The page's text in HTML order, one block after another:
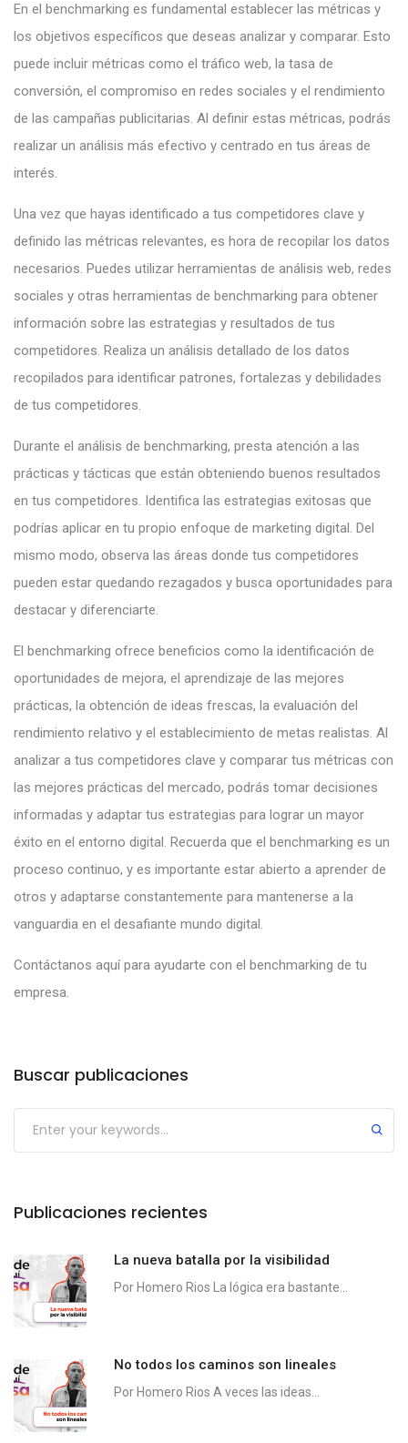
En el benchmarking es fundamental establecer las métricas y
los objetivos específicos que deseas analizar y comparar. Esto
puede incluir métricas como el tráfico web, la tasa de
conversión, el compromiso en redes sociales y el rendimiento
de las campañas publicitarias. Al definir estas métricas, podrás
realizar un análisis más efectivo y centrado en tus áreas de
interés.
Una vez que hayas identificado a tus competidores clave y
definido las métricas relevantes, es hora de recopilar los datos
necesarios. Puedes utilizar herramientas de análisis web, redes
sociales y otras herramientas de benchmarking para obtener
información sobre las estrategias y resultados de tus
competidores. Realiza un análisis detallado de los datos
recopilados para identificar patrones, fortalezas y debilidades
de tus competidores.
Durante el análisis de benchmarking, presta atención a las
prácticas y tácticas que están obteniendo buenos resultados
en tus competidores. Identifica las estrategias exitosas que
podrías aplicar en tu propio enfoque de marketing digital. Del
mismo modo, observa las áreas donde tus competidores
pueden estar quedando rezagados y busca oportunidades para
destacar y diferenciarte.
El benchmarking ofrece beneficios como la identificación de
oportunidades de mejora, el aprendizaje de las mejores
prácticas, la obtención de ideas frescas, la evaluación del
rendimiento relativo y el establecimiento de metas realistas. Al
analizar a tus competidores clave y comparar tus métricas con
las mejores prácticas del mercado, podrás tomar decisiones
informadas y adaptar tus estrategias para lograr un mayor
éxito en el entorno digital. Recuerda que el benchmarking es un
proceso continuo, y es importante estar abierto a aprender de
otros y adaptarse constantemente para mantenerse a la
vanguardia en el desafiante mundo digital.
Contáctanos aquípara ayudarte con el benchmarking de tu
empresa.
Buscar publicaciones
Publicaciones recientes
La nueva batalla por la visibilidad
Por Homero Rios La lógica era bastante...
No todos los caminos son lineales
Por Homero Rios A veces las ideas...